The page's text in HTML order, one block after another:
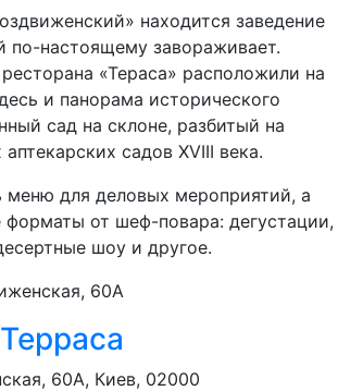
находится заведение
по-настоящему завораживает.
«Тераса» расположили на
и панорама исторического
сад на склоне, разбитый на
садов XVIII века.
меню для деловых мероприятий, а
форматы от шеф-повара: дегустации,
шоу и другое.
60А
60А, Киев, 02000